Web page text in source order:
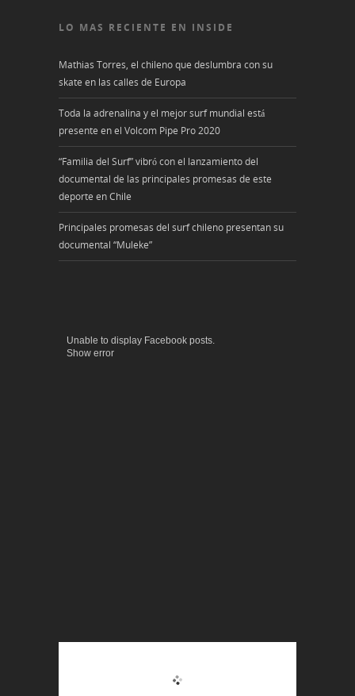
LO MAS RECIENTE EN INSIDE
Mathias Torres, el chileno que deslumbra con su
skate en las calles de Europa
Toda la adrenalina y el mejor surf mundial está
presente en el Volcom Pipe Pro 2020
“Familia del Surf” vibró con el lanzamiento del
documental de las principales promesas de este
deporte en Chile
Principales promesas del surf chileno presentan su
documental “Muleke”
Unable to display Facebook posts.
Show error